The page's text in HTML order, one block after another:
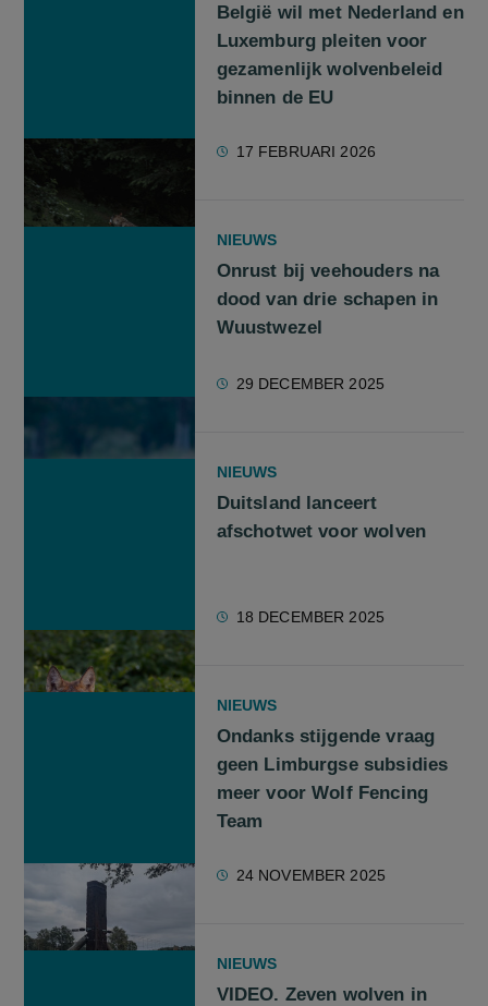
België wil met Nederland en
Luxemburg pleiten voor
gezamenlijk wolvenbeleid
binnen de EU
17 FEBRUARI 2026
NIEUWS
Onrust bij veehouders na
dood van drie schapen in
Wuustwezel
29 DECEMBER 2025
NIEUWS
Duitsland lanceert
afschotwet voor wolven
18 DECEMBER 2025
NIEUWS
Ondanks stijgende vraag
geen Limburgse subsidies
meer voor Wolf Fencing
Team
24 NOVEMBER 2025
NIEUWS
VIDEO. Zeven wolven in